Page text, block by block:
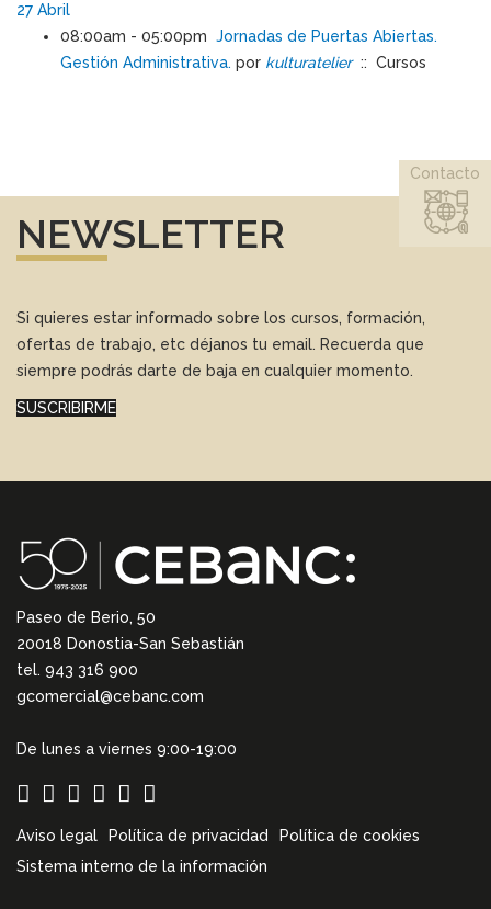
27 Abril
08:00am - 05:00pm Jornadas de Puertas Abiertas.
Gestión Administrativa. por kulturatelier:: Cursos
NEWSLETTER
Si quieres estar informado sobre los cursos, formación,
ofertas de trabajo, etc déjanos tu email. Recuerda que
siempre podrás darte de baja en cualquier momento.
SUSCRIBIRME
Paseo de Berio, 50
20018 Donostia-San Sebastián
tel. 943 316 900
gcomercial@cebanc.com
De lunes a viernes 9:00-19:00
Aviso legal Política de privacidad
Política de cookies
Sistema interno de la información
Contacto